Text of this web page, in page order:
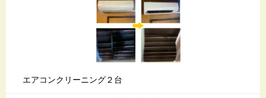
エアコンクリーニング２台